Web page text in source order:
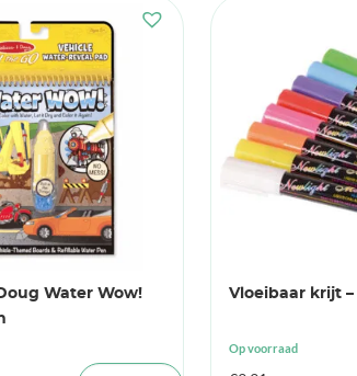
Water Wow!
Vloeibaar krijt –
Op voorraad